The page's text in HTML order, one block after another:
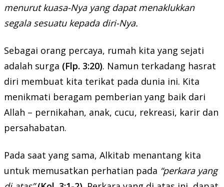
menurut kuasa-Nya yang dapat menaklukkan
segala sesuatu kepada diri-Nya.
Sebagai orang percaya, rumah kita yang sejati
adalah surga (Flp. 3:20). Namun terkadang hasrat
diri membuat kita terikat pada dunia ini. Kita
menikmati beragam pemberian yang baik dari
Allah – pernikahan, anak, cucu, rekreasi, karir dan
persahabatan.
Pada saat yang sama, Alkitab menantang kita
untuk memusatkan perhatian pada “perkara yang